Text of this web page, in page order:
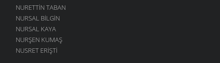
NURETTIN TABAN
NURSAL BILGIN
NURSAL KAYA
NURŞEN KUMAŞ
NUSRET ERIŞTI